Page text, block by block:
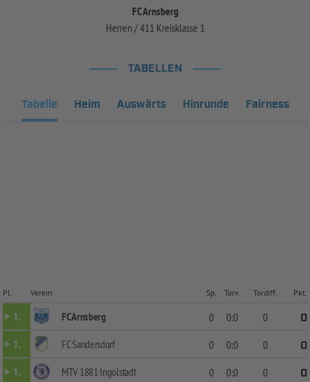
FC Arnsberg
Herren / 411 Kreisklasse 1
TABELLEN
Tabelle Heim Auswärts Hinrunde Fairness
Pl. Verein Sp. Torv. Tordiff. Pkt.
1. FC Arnsberg 0 0:0 0
0
1.
FC Sandersdorf 0 0:0 0
0
1.
MTV 1881 Ingolstadt 0 0:0 0
0